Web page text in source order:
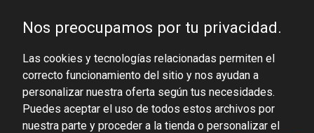
DOMINATOR GROUP Sp. z o.o.
VAT ID No.: 6521751083
dominator@dominator.pl
Nos preocupamos por tu privacidad.
Las cookies y tecnologías relacionadas permiten el
correcto funcionamiento del sitio y nos ayudan a
personalizar nuestra oferta según tus necesidades.
Puedes aceptar el uso de todos estos archivos por
nuestra parte y proceder a la tienda o personalizar el